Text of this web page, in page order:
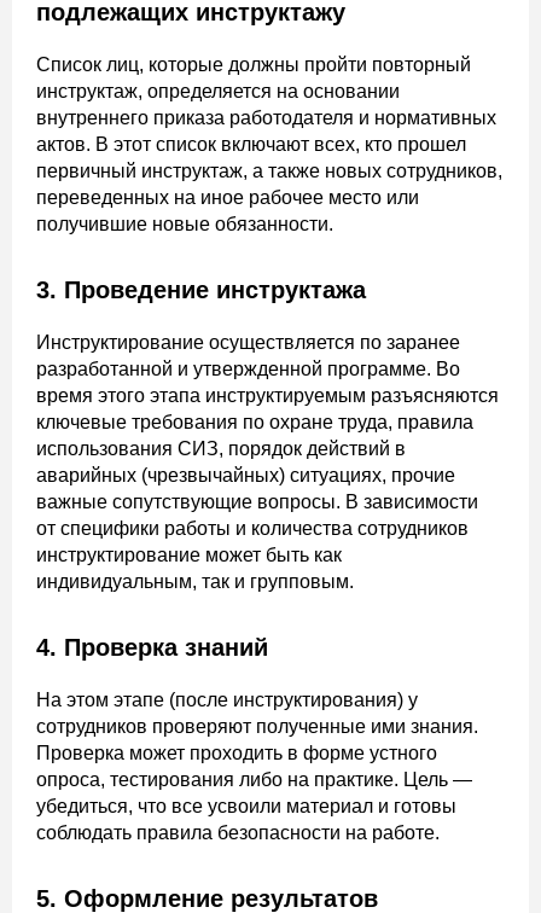
подлежащих инструктажу
Список лиц, которые должны пройти повторный
инструктаж, определяется на основании
внутреннего приказа работодателя и нормативных
актов. В этот список включают всех, кто прошел
первичный инструктаж, а также новых сотрудников,
переведенных на иное рабочее место или
получившие новые обязанности.
3. Проведение инструктажа
Инструктирование осуществляется по заранее
разработанной и утвержденной программе. Во
время этого этапа инструктируемым разъясняются
ключевые требования по охране труда, правила
использования СИЗ, порядок действий в
аварийных (чрезвычайных) ситуациях, прочие
важные сопутствующие вопросы. В зависимости
от специфики работы и количества сотрудников
инструктирование может быть как
индивидуальным, так и групповым.
4. Проверка знаний
На этом этапе (после инструктирования) у
сотрудников проверяют полученные ими знания.
Проверка может проходить в форме устного
опроса, тестирования либо на практике. Цель —
убедиться, что все усвоили материал и готовы
соблюдать правила безопасности на работе.
5. Оформление результатов